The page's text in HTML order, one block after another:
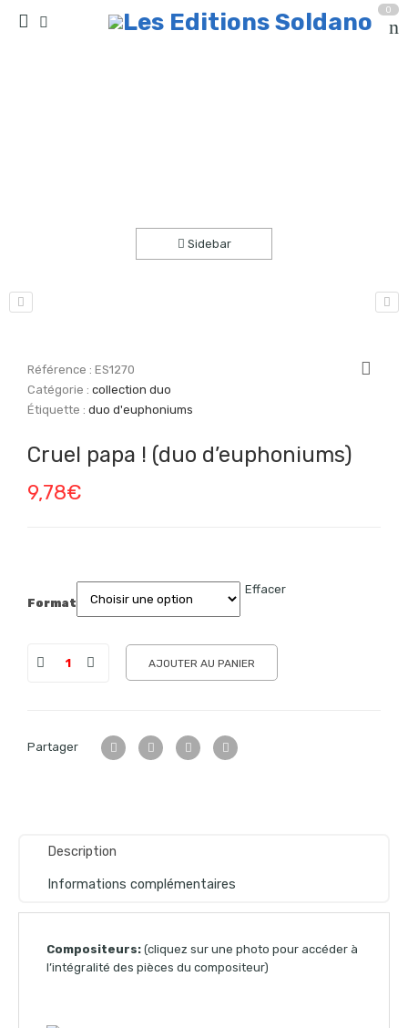
0
Sidebar
Référence :ES1270
Catégorie :collection duo
Étiquette :duo d'euphoniums
Cruel papa ! (duo d’euphoniums)
9,78€
Format
Effacer
AJOUTER AU PANIER
Partager
Description
Informations complémentaires
Compositeurs: (cliquez sur une photo pour accéder à
l’intégralité des pièces du compositeur)